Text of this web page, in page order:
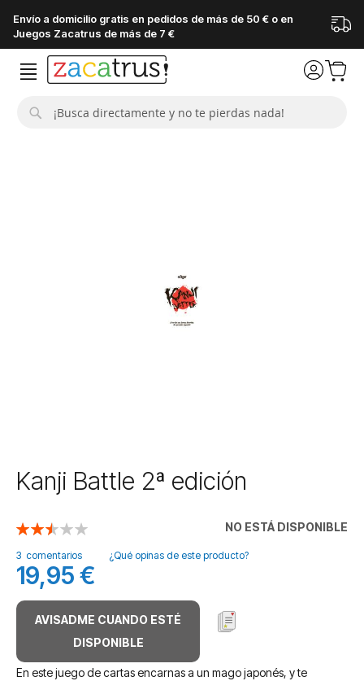
Envío a domicilio gratis en pedidos de más de 50 € o en
Juegos Zacatrus de más de 7 €
Saltar
al
de
la
galería
de
imágenes
Kanji Battle 2ª edición
NO ESTÁ DISPONIBLE
Valoración:
3 comentarios ¿Qué opinas de este producto?
19,95 €
AVISADME CUANDO ESTÉ
DISPONIBLE
En este juego de cartas encarnas a un mago japonés, y te